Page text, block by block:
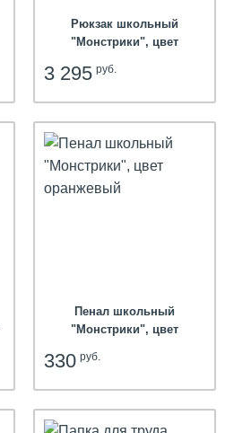
Рюкзак школьный
"Монстрики", цвет
3 295руб.
Пенал школьный
"Монстрики", цвет
330руб.